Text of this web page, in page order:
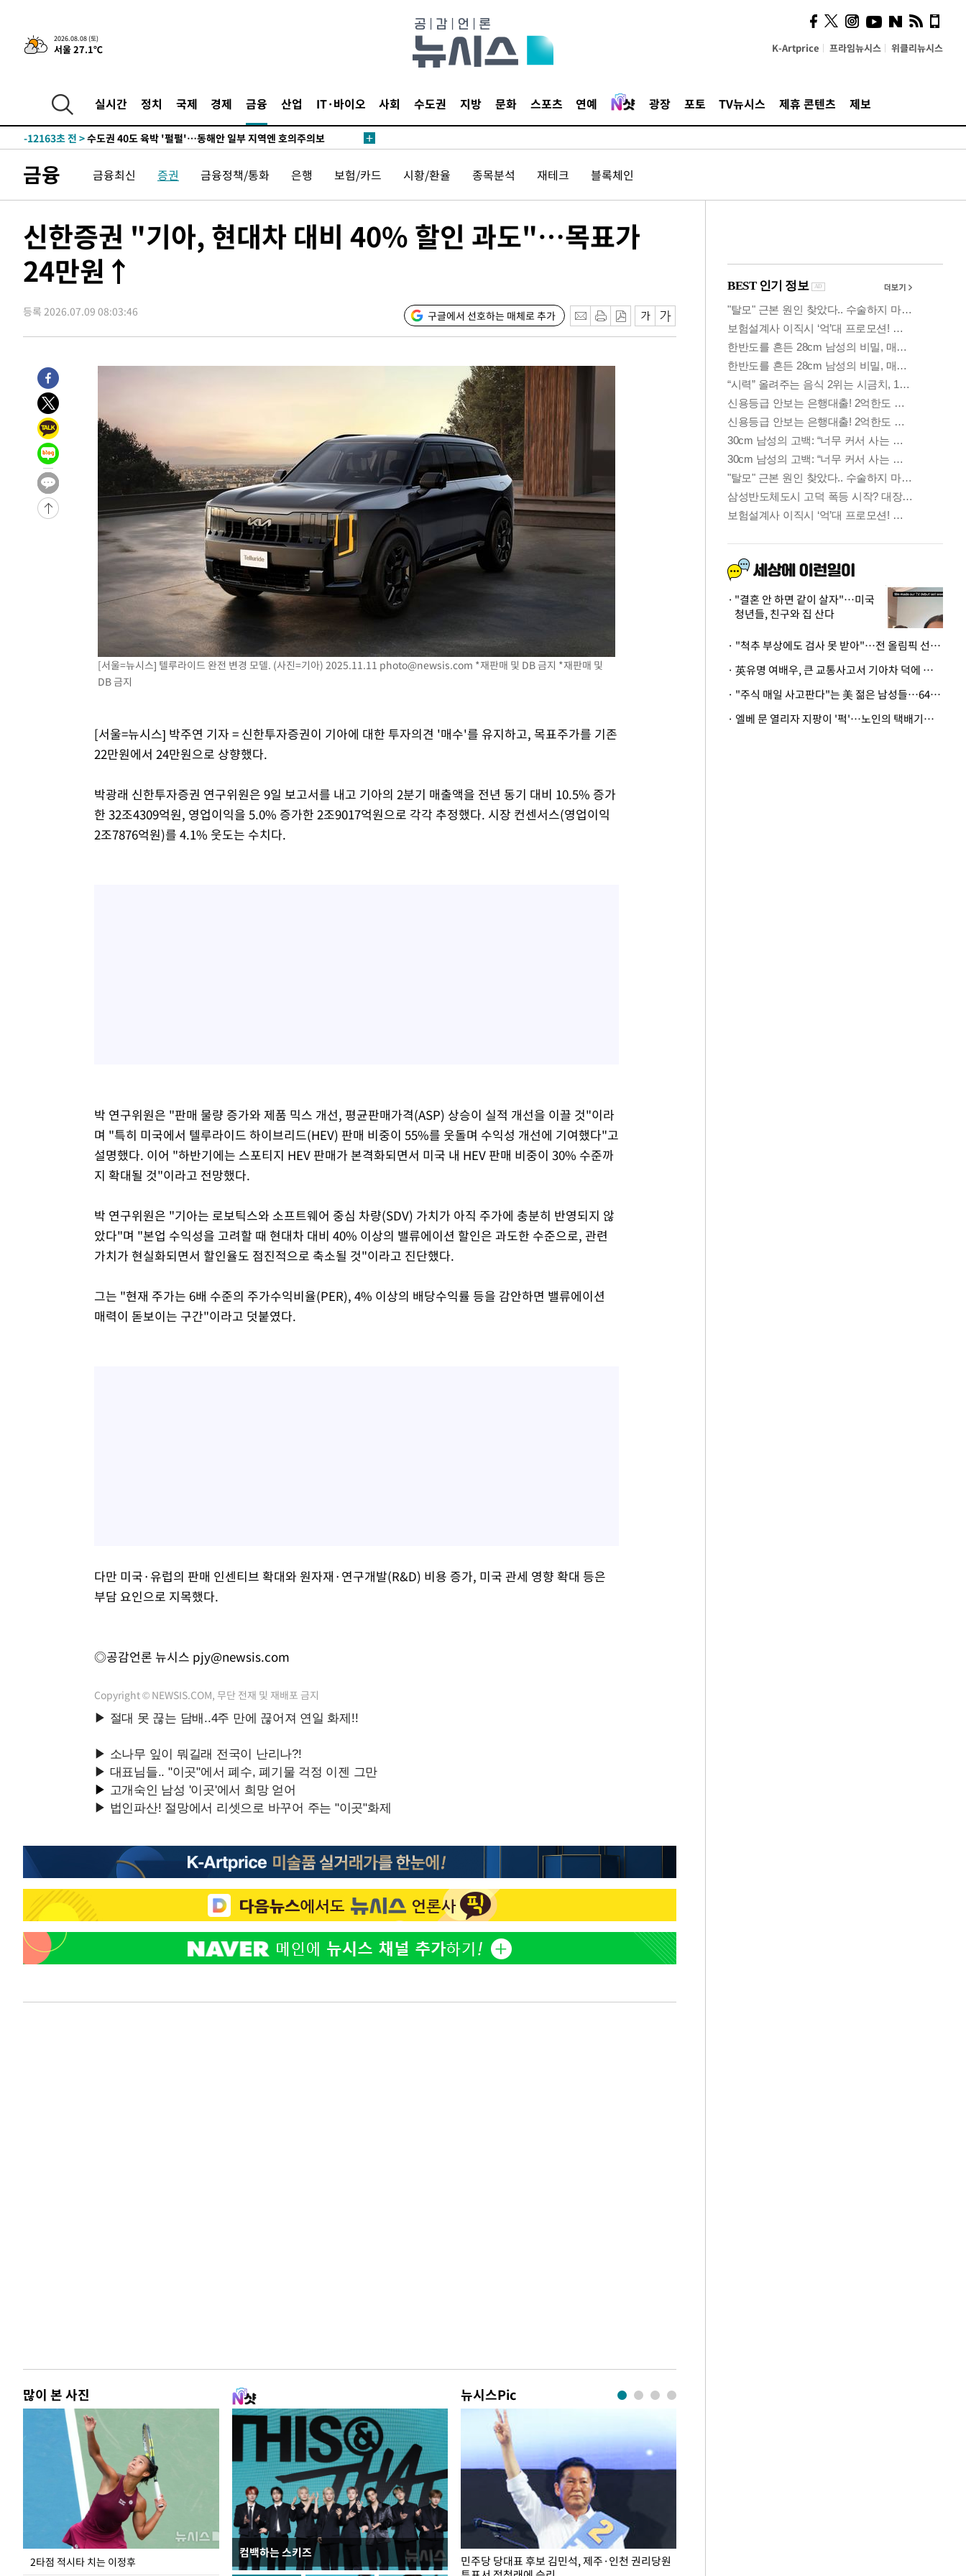
2026.08.08 (토)
서울 27.1℃ K-Artprice 프라임뉴시스 위클리뉴시스
실시간 정치 국제 경제 금융 산업 IT·바이오 사회 수도권 지방 문화 스포츠 연예 광장 포토 TV뉴시스 제휴 콘텐츠 제보
청래 44.56%
-19868초 전 >[속보]與 대표 경선 제주·인천 당원투표…金 47.75%·鄭
42.08%·宋 10.17%
-19402초 전 > 이강인 "아틀레티코 이적 기뻐…등번호 7번 의미보단 팀 위해 뛸
-13111초 전 >
낮 최고 35도 '무더위'…동해안 시간당 30㎜ '강한 비'[내일날씨]
-12381초 전 >
틀레티코 이적"
-12163초 전 >수도권 40도 육박 '펄펄'…동해안 일부 지역엔 호의주의보
-5077초 전 >
강릉에 시간당 81.4㎜ 물폭탄…도로 잠기고 담벼락 붕괴
-1184초 전 >백운산서 80년근 천종산삼 9뿌리 발견…감정가 1.3억원
59분 전 > 남자 농구, 나고야 아시안게임서 '홈팀' 일본과 한일전
1시간 전 >여수 오동도 해상서 모터보트 전복…1명 사망·1명 실종
2시간 전 >극한폭염 한풀 꺾이지만…'낮 최고 35도' 무더위, 열대야 계속[다음주
3시간 전 >[속보]'압수수색·성접대 논란' 축구협회 "실망과 걱정 안겨드려 죄송"
6시간 전 >'최고 37도' 폭염 지속…강원동해안 최대 150㎜ 비
-29606초 전 >
-20653초 전 >
한민수·김용 순
-20606초 전 >
[속보]김민석, 與 전대 당원투표 누적 득표율 45.42%로 1위… 정
청래 44.56%
-19888초 전 >
[속보]與 대표 경선 제주·인천 당원투표…金 47.75%·鄭
42.08%·宋 10.17%
-19422초 전 >
이강인 "아틀레티코 이적 기뻐…등번호 7번 의미보단 팀 위해 뛸
것"
-19357초 전 >
[속보]與 당대표 경선, 제주·인천 권리당원 투표 김민석 승리
-13131초 전 >
낮 최고 35도 '무더위'…동해안 시간당 30㎜ '강한 비'[내일날씨]
-12401초 전 >
[속보]이강인 "감독님이 원하는 마음 느꼈고, 많은 트로피 원해 아
수도권 40도 육박 '펄펄'…동해안 일부 지역엔 호의주의보
온열질환 사망자 3명 늘어…누적 환자 3000명 돌파
강릉에 시간당 81.4㎜ 물폭탄…도로 잠기고 담벼락 붕괴
백운산서 80년근 천종산삼 9뿌리 발견…감정가 1.3억원
선재도서 해루질 나섰다 실종 60대, 닷새 만에 숨진 채 발견
남자 농구, 나고야 아시안게임서 '홈팀' 일본과 한일전
여수 오동도 해상서 모터보트 전복…1명 사망·1명 실종
극한폭염 한풀 꺾이지만…'낮 최고 35도' 무더위, 열대야 계속[다음주
'최고 37도' 폭염 지속…강원동해안 최대 150㎜ 비
[속보]뉴욕증시 상승 마감…S&P 0.6% 나스닥 1.3%↑
금융 금융최신 증권 금융정책/통화 은행 보험/카드 시황/환율 종목분석 재테크 블록체인
신한증권 "기아, 현대차 대비 40% 할인 과도"…목표가
24만원↑
등록 2026.07.09 08:03:46 구글에서 선호하는 매체로 추가
[서울=뉴시스] 텔루라이드 완전 변경 모델. (사진=기아) 2025.11.11 photo@newsis.com *재판매 및 DB 금지 *재판매 및
DB 금지
[서울=뉴시스] 박주연 기자 = 신한투자증권이 기아에 대한 투자의견 '매수'를 유지하고, 목표주가를 기존
22만원에서 24만원으로 상향했다.
박광래 신한투자증권 연구위원은 9일 보고서를 내고 기아의 2분기 매출액을 전년 동기 대비 10.5% 증가
한 32조4309억원, 영업이익을 5.0% 증가한 2조9017억원으로 각각 추정했다. 시장 컨센서스(영업이익
2조7876억원)를 4.1% 웃도는 수치다.
박 연구위원은 "판매 물량 증가와 제품 믹스 개선, 평균판매가격(ASP) 상승이 실적 개선을 이끌 것"이라
며 "특히 미국에서 텔루라이드 하이브리드(HEV) 판매 비중이 55%를 웃돌며 수익성 개선에 기여했다"고
설명했다. 이어 "하반기에는 스포티지 HEV 판매가 본격화되면서 미국 내 HEV 판매 비중이 30% 수준까
지 확대될 것"이라고 전망했다.
박 연구위원은 "기아는 로보틱스와 소프트웨어 중심 차량(SDV) 가치가 아직 주가에 충분히 반영되지 않
았다"며 "본업 수익성을 고려할 때 현대차 대비 40% 이상의 밸류에이션 할인은 과도한 수준으로, 관련
가치가 현실화되면서 할인율도 점진적으로 축소될 것"이라고 진단했다.
그는 "현재 주가는 6배 수준의 주가수익비율(PER), 4% 이상의 배당수익률 등을 감안하면 밸류에이션
매력이 돋보이는 구간"이라고 덧붙였다.
다만 미국·유럽의 판매 인센티브 확대와 원자재·연구개발(R&D) 비용 증가, 미국 관세 영향 확대 등은
부담 요인으로 지목했다.
◎공감언론 뉴시스 pjy@newsis.com
Copyright © NEWSIS.COM, 무단 전재 및 재배포 금지
많이 본 사진
2타점 적시타 치는 이정후
컴백하는 스키즈
뉴시스Pic
이번주 국회에는 무슨 일이? [뉴시스국회토pic]
민주당 당대표 후보 김민석, 제주·인천 권리당원
사이 해답 찾았죠"…알을
깨고 나온 '초자아'
"결혼 안 하면 같이 살자"…미국
청년들, 친구와 집 산다
· "척추 부상에도 검사 못 받아"…전 올림픽 선수, 美봅슬레이협회 상대 소송
· 英유명 여배우, 큰 교통사고서 기아차 덕에 살았다
· "주식 매일 사고판다"는 美 젊은 남성들…64%가 "나는 인생의 패배자“
· 엘베 문 열리자 지팡이 '퍽'…노인의 택배기사 폭행 이유